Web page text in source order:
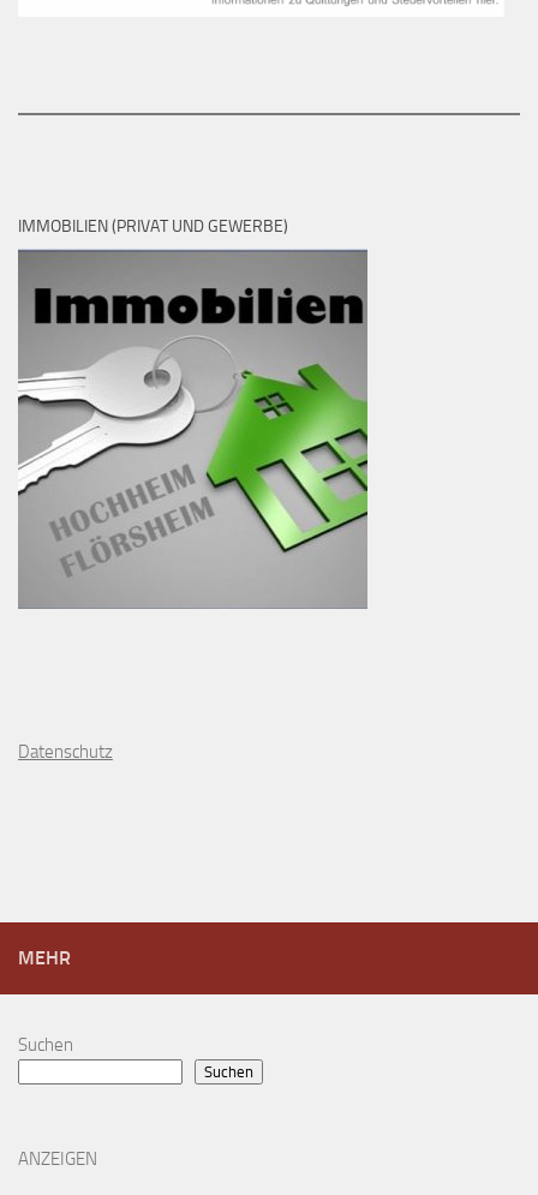
IMMOBILIEN (PRIVAT UND GEWERBE)
Datenschutz
MEHR
Suchen
Suchen
ANZEIGEN